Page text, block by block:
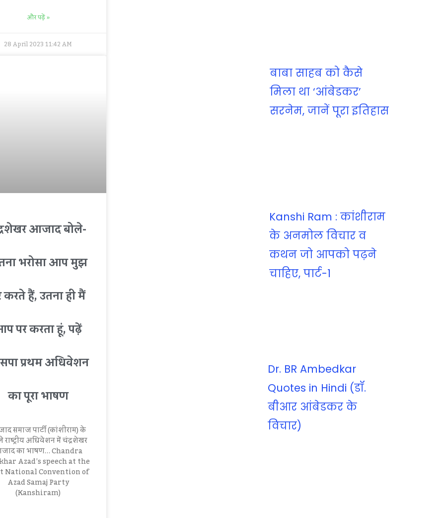
और पढ़ें »
28 April 202311:42 AM
आजाद बोले-
भरोसा आप मुझ
करते हैं, उतना ही मैं
पर करता हूं, पढ़ें
प्रथम अधिवेशन
का पूरा भाषण
समाज पार्टी (कांशीराम) के
अधिवेशन में चंद्रशेखर
का भाषण… Chandra
Azad’s speech at the
National Convention of
Azad Samaj Party
(Kanshiram)
बाबा साहब को कैसे
मिला था ‘आंबेडकर’
सरनेम, जानें पूरा इतिहास
Kanshi Ram : कांशीराम
के अनमोल विचार व
कथन जो आपको पढ़ने
चाहिए, पार्ट-1
Dr. BR Ambedkar
Quotes in Hindi (डॉ.
बीआर आंबेडकर के
विचार)